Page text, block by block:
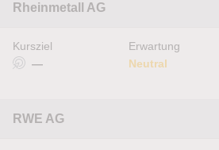
Rheinmetall AG
Kursziel
—
Erwartung
Neutral
RWE AG